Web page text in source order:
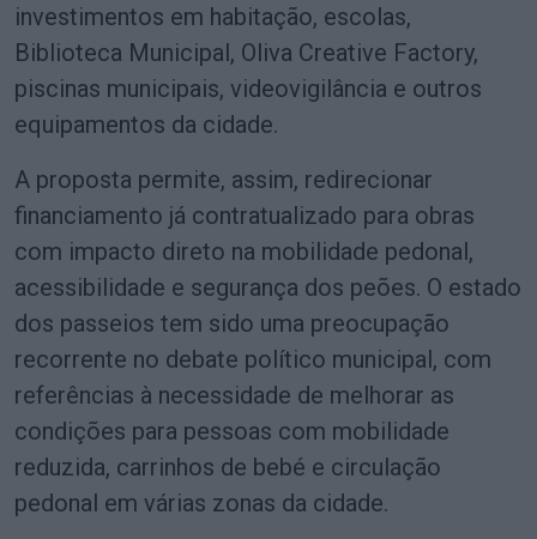
investimentos em habitação, escolas,
Biblioteca Municipal, Oliva Creative Factory,
piscinas municipais, videovigilância e outros
equipamentos da cidade.
A proposta permite, assim, redirecionar
financiamento já contratualizado para obras
com impacto direto na mobilidade pedonal,
acessibilidade e segurança dos peões. O estado
dos passeios tem sido uma preocupação
recorrente no debate político municipal, com
referências à necessidade de melhorar as
condições para pessoas com mobilidade
reduzida, carrinhos de bebé e circulação
pedonal em várias zonas da cidade.